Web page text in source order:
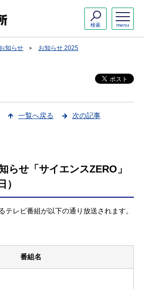
menu
検索
お知らせ お知らせ 2025
一覧へ戻る 次の記事
らせ「サイエンスZERO」
）
テレビ番組が以下の通り放送されます。
番組名